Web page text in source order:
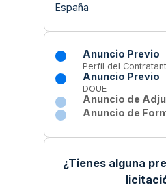
España
Anuncio Previo
Perfil del
Anuncio Previo
DOUE
Anuncio de
Anuncio de
¿Tienes alguna